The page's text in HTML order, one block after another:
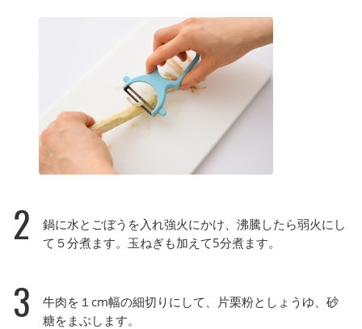
2
鍋に水とごぼうを入れ強火にかけ、沸騰したら弱火にし
て５分煮ます。玉ねぎも加えて5分煮ます。
3
牛肉を１cm幅の細切りにして、片栗粉としょうゆ、砂
糖をまぶします。